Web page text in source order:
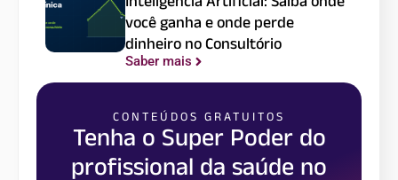
você ganha e onde perde
dinheiro no Consultório
Saber mais
CONTEÚDOS GRATUITOS
Tenha o Super Poder do
profissional da saúde no